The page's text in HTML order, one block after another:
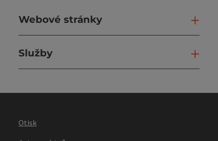
Webové stránky
Služby
Otisk